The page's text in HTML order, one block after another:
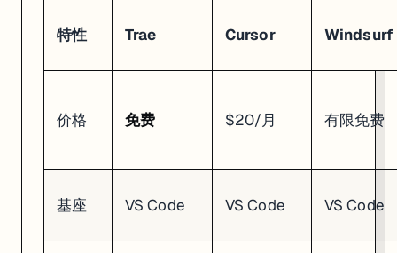
特性 Trae Cursor Windsurf
价格 免费 $20/月 有限免费
基座 VS Code VS Code VS Code